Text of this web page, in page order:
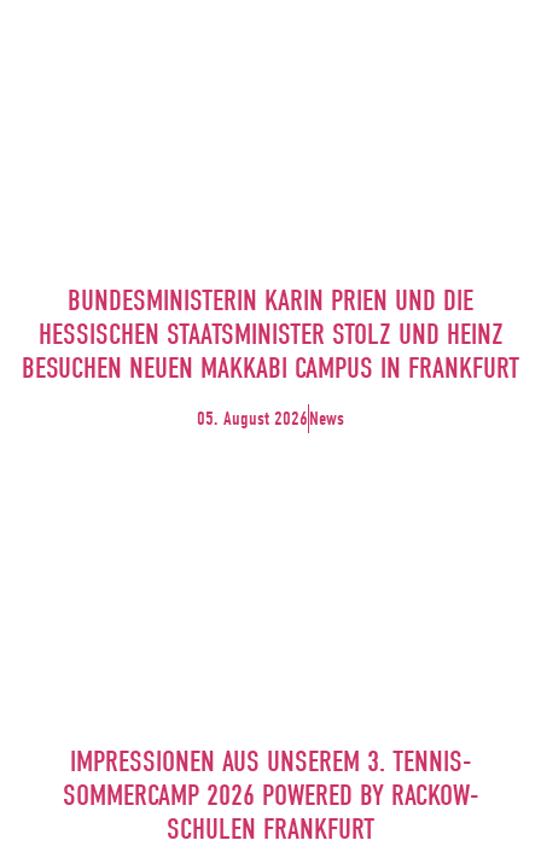
BUNDESMINISTERIN KARIN PRIEN UND DIE
HESSISCHEN STAATSMINISTER STOLZ UND HEINZ
BESUCHEN NEUEN MAKKABI CAMPUS IN FRANKFURT
05. August 2026News
IMPRESSIONEN AUS UNSEREM 3. TENNIS-
SOMMERCAMP 2026 POWERED BY RACKOW-
SCHULEN FRANKFURT